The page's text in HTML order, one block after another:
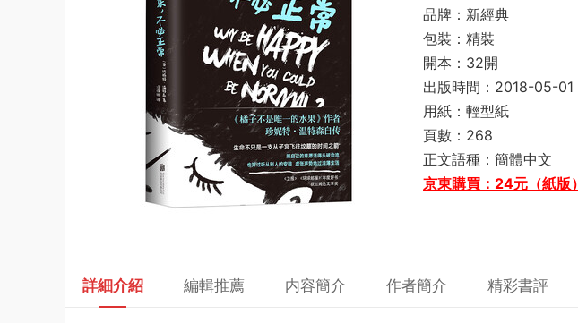
品牌：新經典
包裝：精裝
開本：32開
出版時間：2018-05-01
用紙：輕型紙
頁數：268
正文語種：簡體中文
京東購買：24元（紙版）
詳細介紹 編輯推薦 内容簡介 作者簡介 精彩書評